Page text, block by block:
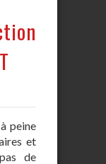
peine
et
de